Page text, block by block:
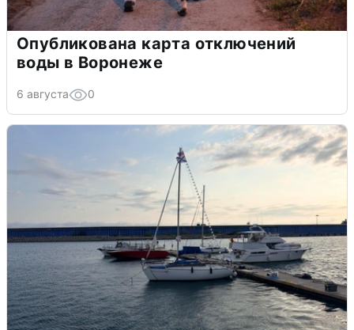
Опубликована карта отключений
воды в Воронеже
6 августа 0